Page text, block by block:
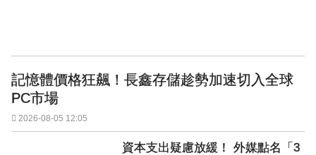
記憶體價格狂飆！長鑫存儲趁勢加速切入全球
PC市場
2026-08-05 12:05
資本支出疑慮放緩！ 外媒點名「3